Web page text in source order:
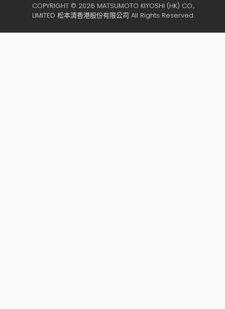
COPYRIGHT © 2026 MATSUMOTO KIYOSHI (HK) CO.,
LIMITED 松本清香港股份有限公司 All Rights Reserved.